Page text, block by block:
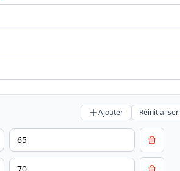
Ajouter Réinitialiser